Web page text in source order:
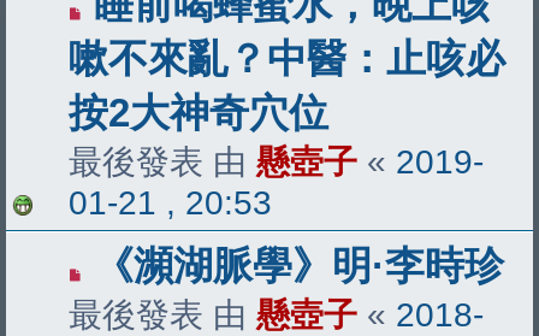
嗽不來亂？中醫：止咳必
按2大神奇穴位
最後發表 由 懸壺子 « 2019-
01-21 , 20:53
《瀕湖脈學》明·李時珍
最後發表 由 懸壺子 « 2018-